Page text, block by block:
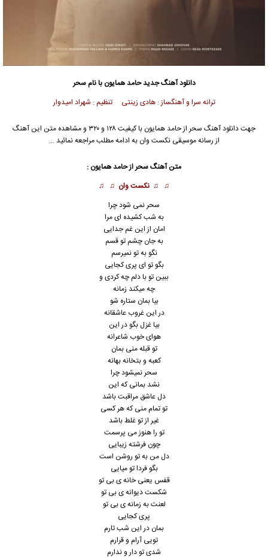
دانلود آهنگ جدیدحامد همایون با نام سحر
ترانه سرا و آهنگساز : هادی زینتی تنظیم : شهراد امیدوار
جهت دانلود آهنگ سحر ازحامد همایون
با کیفیت ۱۲۸ و ۳۲۰ و مشاهده متن این آهنگ
از رسانه موسیقی نکست وان به ادامه مطلب مراجعه نمائید …
متن آهنگ سحر ازحامد همایون :
♫ ♫ نکست وان ♫ ♫
سحر نمی شود چرا
به شب کشیده ای مرا
امان از این غم جدایی
به جان چشم تو قسم
نگو به تو نمیرسم
بگو تو ای پری کجایی
ببین تو با دلم چه کردی و
چه میکند زمانه
بیا بمان ستاره شو
در این غروب عاشقانه
بیا غزل بگو در این
هوای خوب شاعرانه
تو قبله منی بمان
کعبه و بتخانه بهانه
سحر نمیشود چرا
نشد بمانی که این
دل عاشق مراقبت باشد
تو تمام منی که هر کسی
غیر از تو غلط باشد
تو را هنوز می پرسمت
چون فرشته زیبایی
دل من به تو روشن است
بگو فردا تو میایی
قفس یعنی خانه ی بی تو
شکست دیوانه ی بی تو
لعنت به زمانه ی بی تو
پری کجایی
بمان در این شب تارم
تویی آرام و قرارم
شدی تو دار و ندارم